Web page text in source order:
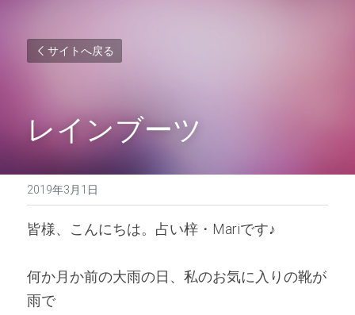
サイトへ戻る
レインブーツ
2019年3月1日
皆様、こんにちは。占い梓・Mariです♪
何か月か前の大雨の日、私のお気に入りの靴が
雨で